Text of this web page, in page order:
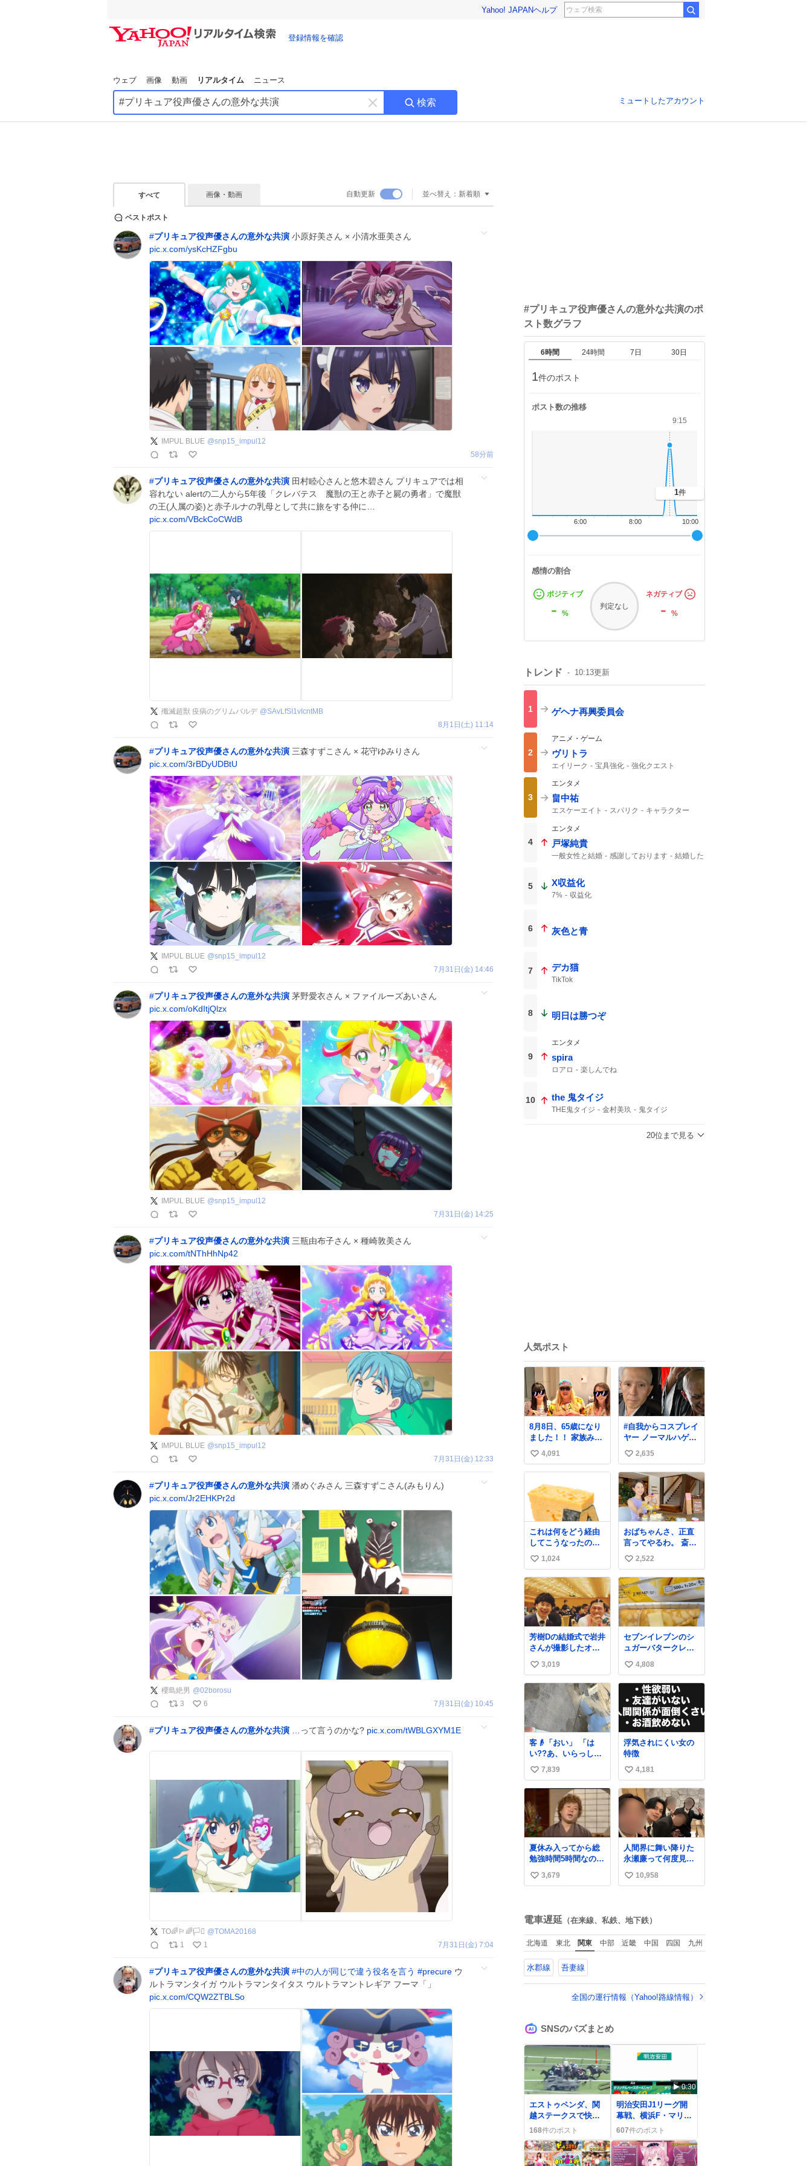
Yahoo! JAPANヘルプ
登録情報を確認
ウェブ 画像 動画 リアルタイム ニュース
キ
ー
す
検索 ミュートしたアカウント
すべて 画像・動画 自動更新 並べ替え： 新着順
ベストポスト
#プリキュア役声優さんの意外な共演 小原好美さん × 小清水亜美さん
pic.x.com/ysKcHZFgbu
IMPUL BLUE @snp15_impul12
58分前
#プリキュア役声優さんの意外な共演 田村睦心さんと悠木碧さん プリキュアでは相
容れない alertの二人から5年後「クレバテス 魔獣の王と赤子と屍の勇者」で魔獣
の王(人属の姿)と赤子ルナの乳母として共に旅をする仲に…
pic.x.com/VBckCoCWdB
殲滅超獣 疫病のグリムバルデ @SAvLfSI1vIcntMB
8月1日(土) 11:14
#プリキュア役声優さんの意外な共演 三森すずこさん × 花守ゆみりさん
pic.x.com/3rBDyUDBtU
IMPUL BLUE @snp15_impul12
7月31日(金) 14:46
#プリキュア役声優さんの意外な共演 茅野愛衣さん × ファイルーズあいさん
pic.x.com/oKdItjQlzx
IMPUL BLUE @snp15_impul12
7月31日(金) 14:25
#プリキュア役声優さんの意外な共演 三瓶由布子さん × 種崎敦美さん
pic.x.com/tNThHhNp42
IMPUL BLUE @snp15_impul12
7月31日(金) 12:33
#プリキュア役声優さんの意外な共演 潘めぐみさん 三森すずこさん(みもりん)
pic.x.com/Jr2EHKPr2d
櫻島絶男 @02borosu
3
6 7月31日(金) 10:45
#プリキュア役声優さんの意外な共演 …って言うのかな? pic.x.com/tWBLGXYM1E
TO🌈🏳️‍🌈🏳️‍⚧️ @TOMA20168
1
1 7月31日(金) 7:04
#プリキュア役声優さんの意外な共演 #中の人が同じで違う役名を言う #precure ウ
ルトラマンタイガ ウルトラマンタイタス ウルトラマントレギア フーマ「」
pic.x.com/CQW2ZTBLSo
#プリキュア役声優さんの意外な共演のポ
スト数グラフ
6時間 24時間 7日 30日
1件のポスト
ポスト数の推移
10:00
8:00
6:00
9:15
1件
感情の割合
ポジティブ
- %
判定なし
ネガティブ
-%
トレンド 10:13更新
1 ゲヘナ再興委員会
2
アニメ・ゲーム
ヴリトラ
エイリーク 宝具強化
強化クエスト
3
エンタメ
畠中祐
エスケーエイト スパリク
キャラクター
4
エンタメ
戸塚純貴
一般女性と結婚 感謝しております
結婚した
5 X収益化
7% 収益化
6 灰色と青
7 デカ猫
TikTok
8 明日は勝つぞ
9
エンタメ
spira
ロアロ 楽しんでね
10 the 鬼タイジ
THE鬼タイジ 金村美玖 鬼タイジ
20位まで見る
人気ポスト
8月8日、65歳になり
ました！！ 家族みん
なに素敵なお祝いを
してもらいまし
た！！ 実は今年、家
て、 6月には娘が左
膝を脱臼。 そして先
月は、奥さまが同じ
く左膝を骨折し、手
術・入院となりまし
た。
い
い
数
4,091
#自我からコスプレイ
ヤー ノーマルハゲ
← →頭の血管パン
プアップハゲ
い
い
ね
数
2,635
これは何をどう経由
してこうなったのか
全くわからない構造
のすしざんまいの玉
子
い
い
ね
数
1,024
おばちゃんさ、正直
言ってやるわ。 斎藤
元彦と関わった事で
アンタはこれか先キ
ラキラ輝けないん
よ、残念ながら。 #
折田楓 #merchu
い
い
ね
数
2,522
芳樹Dの結婚式で岩井
さんが撮影したオー
ドリーの写真が本当
好きなのよね。確か3
枚目はもうすでに出
来上がっている春日
さんがウェイターに
ハイボールを懇願し
ている所じゃなかっ
たかな
い
い
ね
数
3,019
セブンイレブンのシ
ュガーバタークレー
プとえんがわの寿司
を探している人へ！
シュガーバタークレ
ープは目黒、品川、
蒲田、渋谷、川崎、
横浜、鶴見、九州の
一部エリア限定商品
で8月5日に発注が終
了したため店舗に置
いてあるところ少な
いですが見つけたら
即買いです🤩❣️
い
い
数
4,808
客👴「おい」 「は
い??あ、いらっしゃ
いませ」 👴「さっき
からずっと水出しっ
ぱなしでもったいな
いだろ」 「静電気を
逃がし、熱くなった
地面の温度を下げ、
引火事故の防止の為
必要な作業です」 👴
「水不足の昨今にも
ったいないことをす
るな!!」 それでは歌
います、聞いてくだ
い
い
ね
数
7,839
浮気されにくい女の
特徴
い
い
ね
数
4,181
夏休み入ってから総
勉強時間5時間なのに
明後日京大オープン
で今これ
い
数
3,679
人間界に舞い降りた
永瀬廉って何度見て
も究極のアイドル過
ぎてずっと味する。
い
数
10,958
電車遅延 （在来線、私鉄、地下鉄）
北海道 東北 関東 中部 近畿 中国 四国 九州
水郡線 吾妻線
全国の運行情報（Yahoo!路線情報）
SNSのバズまとめ
エストゥペンダ、関
越ステークスで快
勝！ファン歓喜の声
続出
168件のポスト
0:30
明治安田J1リーグ開
幕戦、横浜F・マリノ
スが先制、鹿島が劇
的逆転勝利
607件のポスト